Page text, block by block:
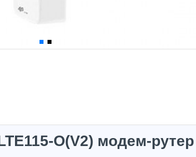
Hot
O(V2) модем-рутер